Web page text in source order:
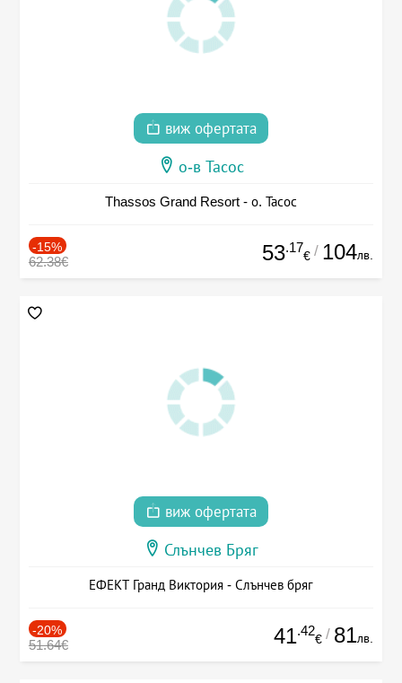
виж офертата
о-в Тасос
Thassos Grand Resort - о. Тасос
-15%
62.38€ 53.17
€ / 104лв.
виж офертата
Слънчев Бряг
ЕФЕКТ Гранд Виктория - Слънчев бряг
-20%
51.64€ 41.42
€ / 81лв.